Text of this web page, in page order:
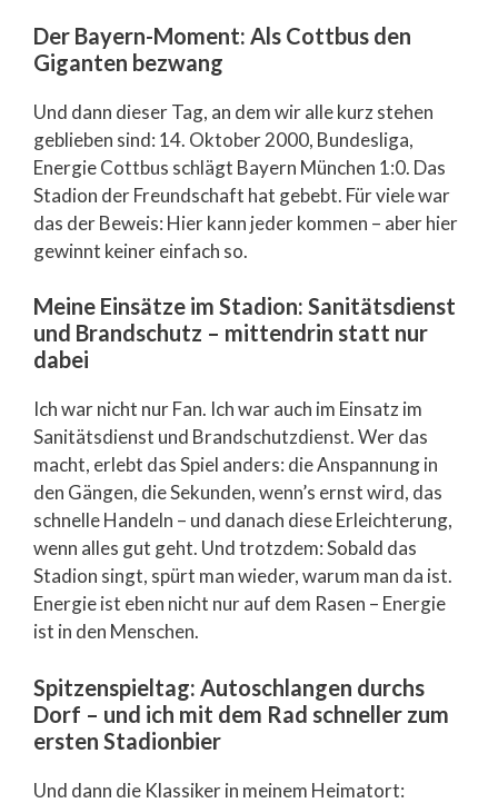
Der Bayern-Moment: Als Cottbus den
Giganten bezwang
Und dann dieser Tag, an dem wir alle kurz stehen
geblieben sind: 14. Oktober 2000, Bundesliga,
Energie Cottbus schlägt Bayern München 1:0. Das
Stadion der Freundschaft hat gebebt. Für viele war
das der Beweis: Hier kann jeder kommen – aber hier
gewinnt keiner einfach so.
Meine Einsätze im Stadion: Sanitätsdienst
und Brandschutz – mittendrin statt nur
dabei
Ich war nicht nur Fan. Ich war auch im Einsatz im
Sanitätsdienst und Brandschutzdienst. Wer das
macht, erlebt das Spiel anders: die Anspannung in
den Gängen, die Sekunden, wenn’s ernst wird, das
schnelle Handeln – und danach diese Erleichterung,
wenn alles gut geht. Und trotzdem: Sobald das
Stadion singt, spürt man wieder, warum man da ist.
Energie ist eben nicht nur auf dem Rasen – Energie
ist in den Menschen.
Spitzenspieltag: Autoschlangen durchs
Dorf – und ich mit dem Rad schneller zum
ersten Stadionbier
Und dann die Klassiker in meinem Heimatort: